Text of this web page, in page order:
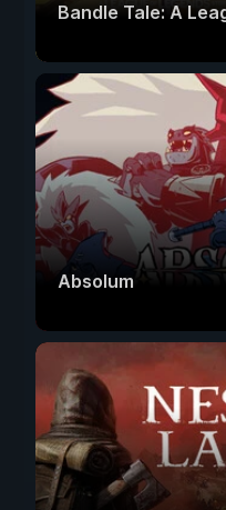
Bandle Tale: A
Absolum